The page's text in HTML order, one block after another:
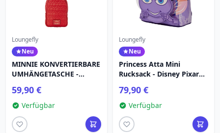
Loungefly
Neu
MINNIE KONVERTIERBARE
UMHÄNGETASCHE -
59,90 €
Verfügbar
Loungefly
Neu
Princess Atta Mini
Rucksack - Disney Pixar
79,90 €
Verfügbar